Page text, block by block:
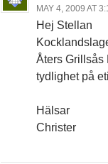
MAY 4, 2009 AT
Hej Stellan
Åters Grillsås
tydlighet på
Hälsar
Christer